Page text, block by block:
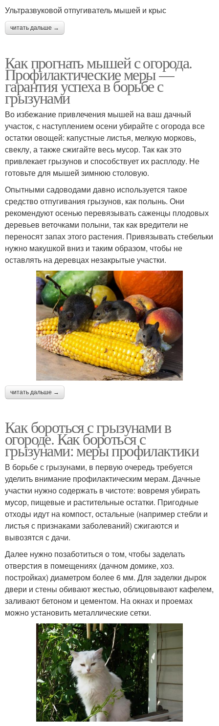
Ультразвуковой отпугиватель мышей и крыс
читать дальше →
Как прогнать мышей с огорода.
Профилактические меры —
гарантия успеха в борьбе с
грызунами
Во избежание привлечения мышей на ваш дачный
участок, с наступлением осени убирайте с огорода все
остатки овощей: капустные листья, мелкую морковь,
свеклу, а также сжигайте весь мусор. Так как это
привлекает грызунов и способствует их расплоду. Не
готовьте для мышей зимнюю столовую.
Опытными садоводами давно используется такое
средство отпугивания грызунов, как полынь. Они
рекомендуют осенью перевязывать саженцы плодовых
деревьев веточками полыни, так как вредители не
переносят запах этого растения. Привязывать стебельки
нужно макушкой вниз и таким образом, чтобы не
оставлять на деревцах незакрытые участки.
читать дальше →
Как бороться с грызунами в
огороде. Как бороться с
грызунами: меры профилактики
В борьбе с грызунами, в первую очередь требуется
уделить внимание профилактическим мерам. Дачные
участки нужно содержать в чистоте: вовремя убирать
мусор, пищевые и растительные остатки. Пригодные
отходы идут на компост, остальные (например стебли и
листья с признаками заболеваний) сжигаются и
вывозятся с дачи.
Далее нужно позаботиться о том, чтобы заделать
отверстия в помещениях (дачном домике, хоз.
постройках) диаметром более 6 мм. Для заделки дырок
двери и стены обивают жестью, облицовывают кафелем,
заливают бетоном и цементом. На окнах и проемах
можно установить металлические сетки.